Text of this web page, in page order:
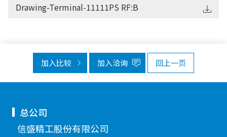
Drawing-Terminal-11111PS RF:B
加入比较 加入洽询 回上一页
总公司
信盛精工股份有限公司